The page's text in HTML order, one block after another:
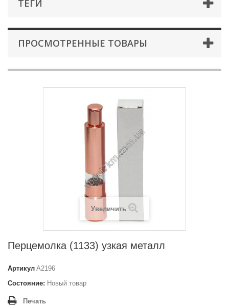
ТЕГИ
ПРОСМОТРЕННЫЕ ТОВАРЫ
Увеличить
Перцемолка (1133) узкая металл
Артикул A2196
Состояние: Новый товар
Печать